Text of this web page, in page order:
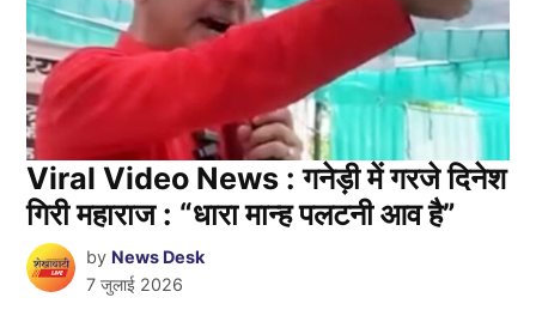
Viral Video News : गनेड़ी में गरजे दिनेश
गिरी महाराज : “धारा मान्ह पलटनी आव है”
by News Desk
7 जुलाई 2026